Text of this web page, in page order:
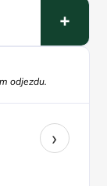
odjezdu.
›